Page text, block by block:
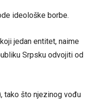
ideološke borbe.
jedan entitet, naime
Srpsku odvojiti od
tako što njezinog vođu